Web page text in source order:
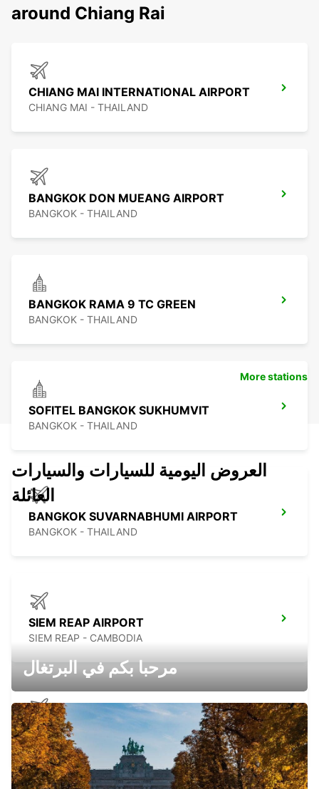
around Chiang Rai
CHIANG MAI INTERNATIONAL AIRPORT
CHIANG MAI - THAILAND
BANGKOK DON MUEANG AIRPORT
BANGKOK - THAILAND
BANGKOK RAMA 9 TC GREEN
BANGKOK - THAILAND
SOFITEL BANGKOK SUKHUMVIT
BANGKOK - THAILAND
BANGKOK SUVARNABHUMI AIRPORT
BANGKOK - THAILAND
SIEM REAP AIRPORT
SIEM REAP - CAMBODIA
NEW TECHO APT
KANDAL PROVINCE - CAMBODIA
More stations
العروض اليومية للسيارات والسيارات
العائلة
مرحبا بكم في البرتغال